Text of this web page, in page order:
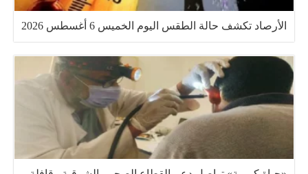
الأرصاد تكشف حالة الطقس اليوم الخميس 6 أغسطس 2026